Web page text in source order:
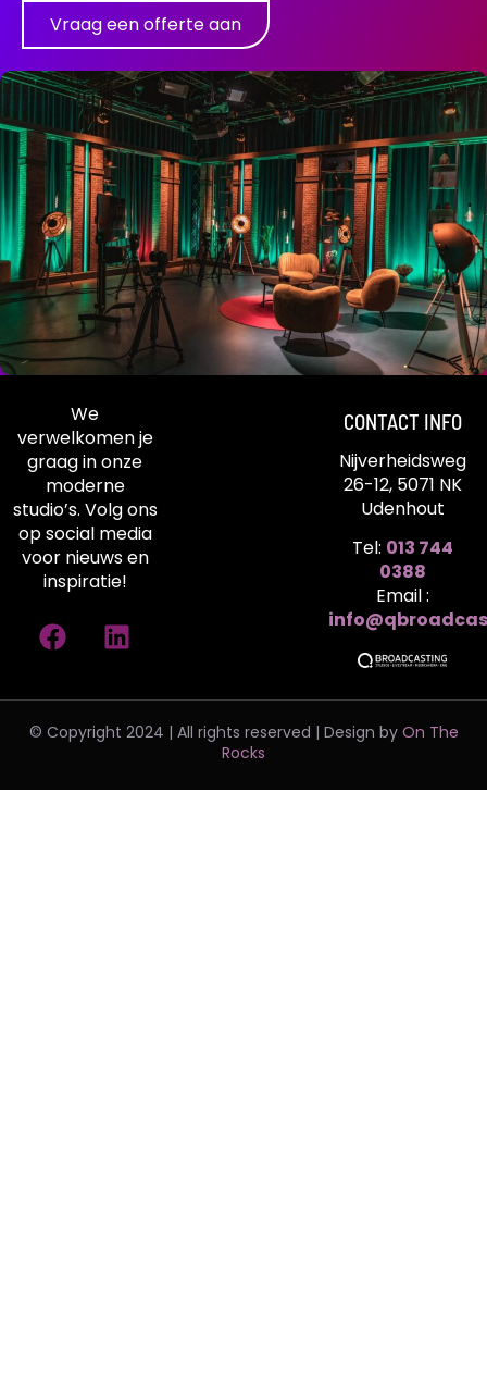
Vraag een offerte aan
We
verwelkomen je
graag in onze
moderne
studio’s. Volg ons
op social media
voor nieuws en
inspiratie!
CONTACT INFO
Nijverheidsweg
26-12, 5071 NK
Udenhout
Tel: 013 744
0388
Email :
© Copyright 2024 | All rights reserved | Design by On The
Rocks